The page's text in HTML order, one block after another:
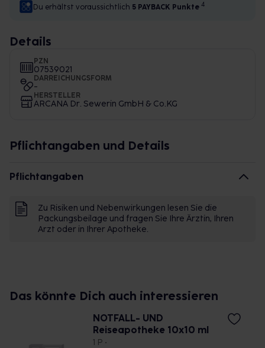
Du erhältst voraussichtlich 5 PAYBACK Punkte 4
Details
PZN
07539021
DARREICHUNGSFORM
-
HERSTELLER
ARCANA Dr. Sewerin GmbH & Co.KG
Pflichtangaben und Details
Pflichtangaben
Zu Risiken und Nebenwirkungen lesen Sie die
Packungsbeilage und fragen Sie Ihre Ärztin, Ihren
Arzt oder in Ihrer Apotheke.
Das könnte Dich auch interessieren
NOTFALL- UND
Reiseapotheke 10x10 ml
1 P •